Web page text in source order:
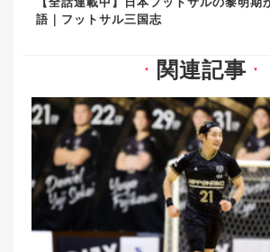
語｜フットサル三国志
▼ 関連記事 ▼